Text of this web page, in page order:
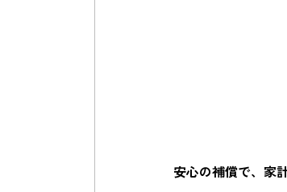
安心の補償で、家